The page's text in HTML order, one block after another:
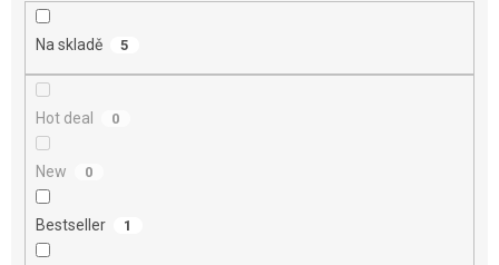
Na skladě 5
Hot deal 0
New 0
Bestseller 1